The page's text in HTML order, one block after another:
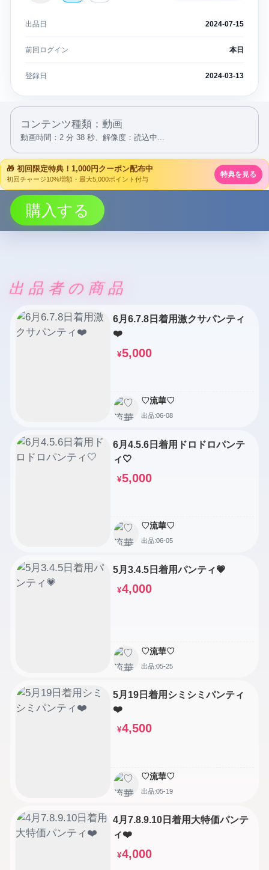
出品日 2024-07-15
前回ログイン 本日
登録日 2024-03-13
コンテンツ種類：動画
動画時間：2 分 38 秒、 解像度：読込中...
🎁 初回限定特典！1,000円クーポン配布中
初回チャージ10%増額・最大5,000ポイント付与
特典を見る
購入する
出品者の商品
6月6.7.8日着用激クサパンティ
❤️
¥5,000
♡流華♡
出品:06-08
6月4.5.6日着用ドロドロパンテ
ィ🤍
¥5,000
♡流華♡
出品:06-05
5月3.4.5日着用パンティ💗
¥4,000
♡流華♡
出品:05-25
5月19日着用シミシミパンティ
❤️
¥4,500
♡流華♡
出品:05-19
4月7.8.9.10日着用大特価パンテ
ィ❤️
¥4,000